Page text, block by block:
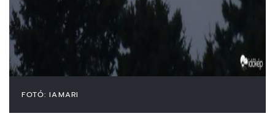
FOTÓ: IAMARI